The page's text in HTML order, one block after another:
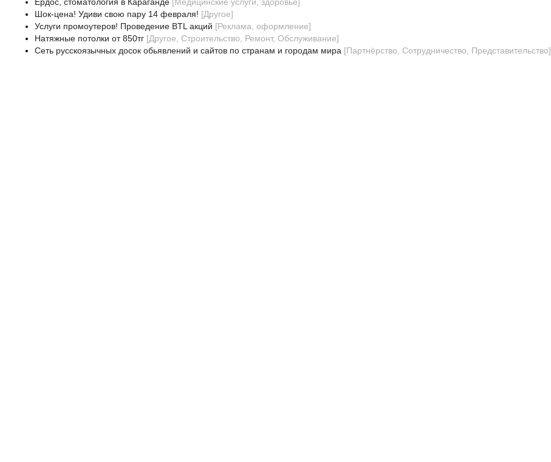
Шок-цена! Удиви свою пару 14 февраля! [Другое]
Услуги промоутеров! Проведение BTL акций [Реклама, оформление]
Натяжные потолки от 850тг [Другое, Строительство, Ремонт, Обслуживание]
Сеть русскоязычных досок обьявлений и сайтов по странам и городам мира [Партнёрство, Сотрудничество, Представительство]